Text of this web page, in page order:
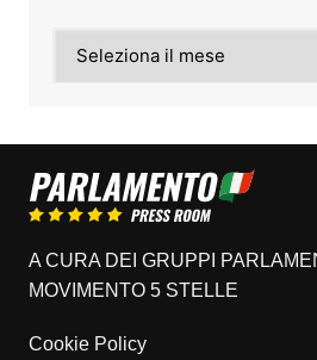
A CURA DEI GRUPPI
MOVIMENTO 5 STELLE
Cookie Policy